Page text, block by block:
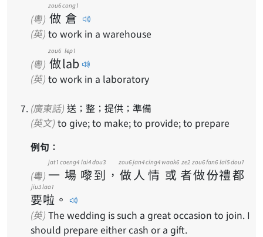
(粵) 做
zou6
倉
cong1
(英) to work in a warehouse
(粵) 做
zou6
lab
lep1
(英) to work in a laboratory
(廣東話) 送；整；提供；準備
(英文) to give; to make; to provide; to prepare
例句：
(粵) 一
jat1
場
coeng4
嚟
lai4
到
dou3
， 做
zou6
人
jan4
情
cing4
或
waak6
者
ze2
做
zou6
份
fan6
禮
lai5
都
dou1
要
jiu3
啦
laa1
。
(英) The wedding is such a great occasion to join. I
should prepare either cash or a gift.